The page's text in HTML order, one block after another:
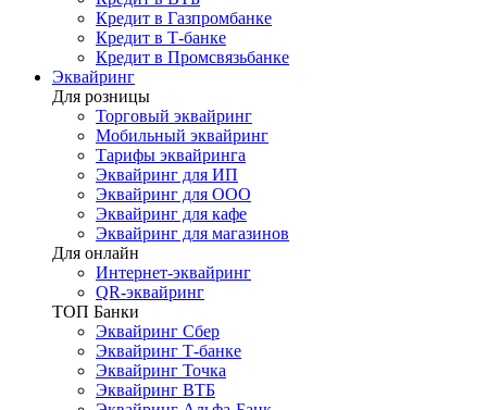
Кредит в Газпромбанке
Кредит в Т-банке
Кредит в Промсвязьбанке
Эквайринг
Для розницы
Торговый эквайринг
Мобильный эквайринг
Тарифы эквайринга
Эквайринг для ИП
Эквайринг для ООО
Эквайринг для кафе
Эквайринг для магазинов
Для онлайн
Интернет-эквайринг
QR-эквайринг
ТОП Банки
Эквайринг Сбер
Эквайринг Т-банке
Эквайринг Точка
Эквайринг ВТБ